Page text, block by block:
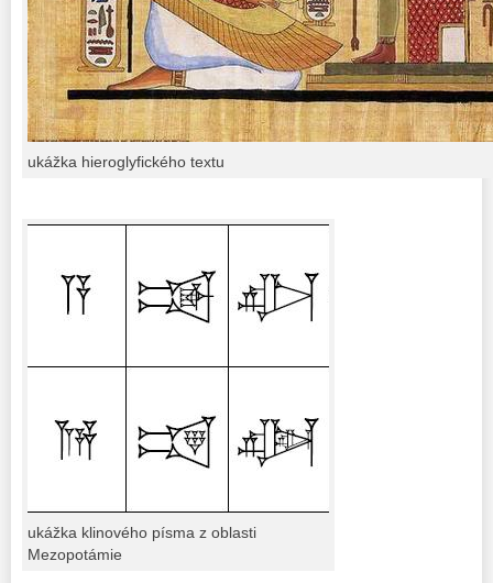
ukážka hieroglyfického textu
ukážka klinového písma z oblasti
Mezopotámie